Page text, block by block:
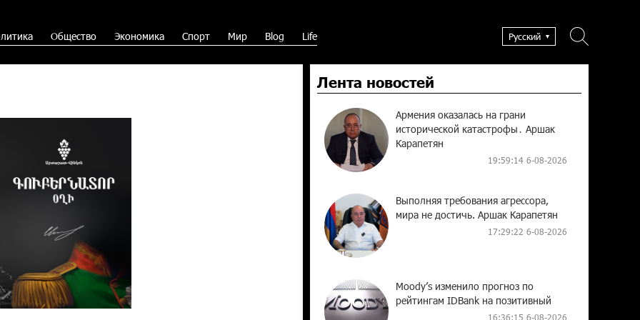
Общество Экономика Спорт Мир Blog Life Русский
Лента новостей
Армения оказалась на грани
исторической катастрофы․ Аршак
Карапетян
19:59:14 6-08-2026
Выполняя требования агрессора,
мира не достичь. Аршак Карапетян
17:29:22 6-08-2026
Moody’s изменило прогноз по
рейтингам IDBank на позитивный
16:36:15 6-08-2026